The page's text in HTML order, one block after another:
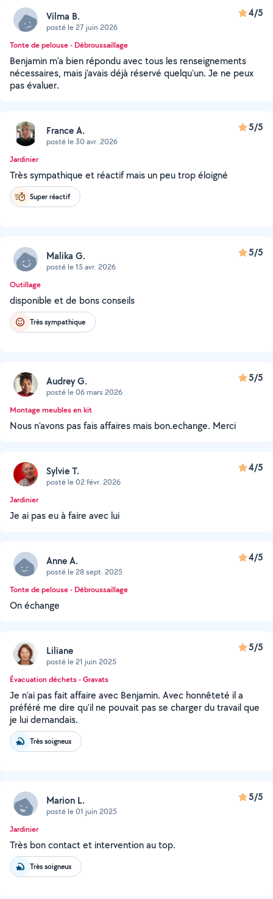
Vilma B.
posté le 27 juin 2026
4/5
Tonte de pelouse - Débroussaillage
Benjamin m'a bien répondu avec tous les renseignements
nécessaires, mais j'avais déjà réservé quelqu'un. Je ne peux
pas évaluer.
France A.
posté le 30 avr. 2026
5/5
Jardinier
Très sympathique et réactif mais un peu trop éloigné
Super réactif
Malika G.
posté le 15 avr. 2026
5/5
Outillage
disponible et de bons conseils
Très sympathique
Audrey G.
posté le 06 mars 2026
5/5
Montage meubles en kit
Nous n'avons pas fais affaires mais bon.echange. Merci
Sylvie T.
posté le 02 févr. 2026
4/5
Jardinier
Je ai pas eu à faire avec lui
Anne A.
posté le 28 sept. 2025
4/5
Tonte de pelouse - Débroussaillage
On échange
Liliane
posté le 21 juin 2025
5/5
Évacuation déchets - Gravats
Je n'ai pas fait affaire avec Benjamin. Avec honnêteté il a
préféré me dire qu'il ne pouvait pas se charger du travail que
je lui demandais.
Très soigneux
Marion L.
posté le 01 juin 2025
5/5
Jardinier
Très bon contact et intervention au top.
Très soigneux